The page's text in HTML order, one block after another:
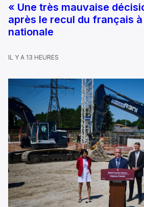
« Une très mauvaise
après le recul du français
nationale
IL Y A 13 HEURES